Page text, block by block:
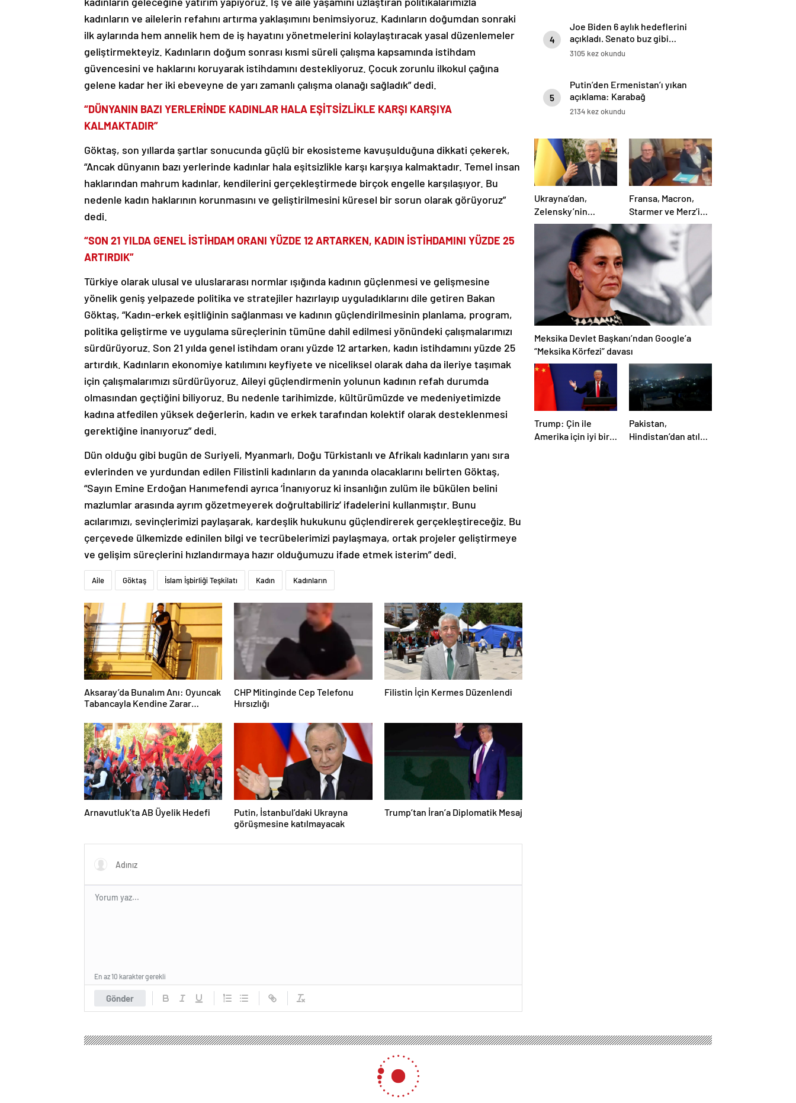
kadınların ve ailelerin refahını artırma yaklaşımını benimsiyoruz. Kadınların doğumdan sonraki
ilk aylarında hem annelik hem de iş hayatını yönetmelerini kolaylaştıracak yasal düzenlemeler
geliştirmekteyiz. Kadınların doğum sonrası kısmi süreli çalışma kapsamında istihdam
güvencesini ve haklarını koruyarak istihdamını destekliyoruz. Çocuk zorunlu ilkokul çağına
gelene kadar her iki ebeveyne de yarı zamanlı çalışma olanağı sağladık” dedi.
KALMAKTADIR”
“Ancak dünyanın bazı yerlerinde kadınlar hala eşitsizlikle karşı karşıya kalmaktadır. Temel insan
haklarından mahrum kadınlar, kendilerini gerçekleştirmede birçok engelle karşılaşıyor. Bu
nedenle kadın haklarının korunmasını ve geliştirilmesini küresel bir sorun olarak görüyoruz”
dedi.
ARTIRDIK”
yönelik geniş yelpazede politika ve stratejiler hazırlayıp uyguladıklarını dile getiren Bakan
Göktaş, “Kadın-erkek eşitliğinin sağlanması ve kadının güçlendirilmesinin planlama, program,
politika geliştirme ve uygulama süreçlerinin tümüne dahil edilmesi yönündeki çalışmalarımızı
sürdürüyoruz. Son 21 yılda genel istihdam oranı yüzde 12 artarken, kadın istihdamını yüzde 25
artırdık. Kadınların ekonomiye katılımını keyfiyete ve niceliksel olarak daha da ileriye taşımak
için çalışmalarımızı sürdürüyoruz. Aileyi güçlendirmenin yolunun kadının refah durumda
olmasından geçtiğini biliyoruz. Bu nedenle tarihimizde, kültürümüzde ve medeniyetimizde
kadına atfedilen yüksek değerlerin, kadın ve erkek tarafından kolektif olarak desteklenmesi
gerektiğine inanıyoruz” dedi.
evlerinden ve yurdundan edilen Filistinli kadınların da yanında olacaklarını belirten Göktaş,
“Sayın Emine Erdoğan Hanımefendi ayrıca ‘İnanıyoruz ki insanlığın zulüm ile bükülen belini
mazlumlar arasında ayrım gözetmeyerek doğrultabiliriz’ ifadelerini kullanmıştır. Bunu
acılarımızı, sevinçlerimizi paylaşarak, kardeşlik hukukunu güçlendirerek gerçekleştireceğiz. Bu
çerçevede ülkemizde edinilen bilgi ve tecrübelerimizi paylaşmaya, ortak projeler geliştirmeye
ve gelişim süreçlerini hızlandırmaya hazır olduğumuzu ifade etmek isterim” dedi.
Aile Göktaş İslam İşbirliği Teşkilatı Kadın Kadınların
Aksaray’da Bunalım Anı: Oyuncak
Tabancayla Kendine Zarar
Vermeye Çalıştı
CHP Mitinginde Cep Telefonu
Hırsızlığı
Filistin İçin Kermes Düzenlendi
Arnavutluk’ta AB Üyelik Hedefi
Putin, İstanbul’daki Ukrayna
görüşmesine katılmayacak
Trump’tan İran’a Diplomatik Mesaj
4
açıkladı. Senato buz gibi…
3105 kez okundu
5
açıklama: Karabağ
Azerbaycan’ın ayrılmaz bir
parçasıdır!
2134 kez okundu
Ukrayna’dan,
Zelensky’nin
Putin’le şahsen
görüşme talebine
ilişkin açıklama
Fransa, Macron,
Starmer ve Merz’in
kokain kullandığı
iddiasını yalanladı
Meksika Devlet Başkanı’ndan Google’a
“Meksika Körfezi” davası
Trump: Çin ile
Amerika için iyi bir
anlaşma yapmalıyız
Pakistan,
Hindistan’dan atılan
5 füzenin Pencap’ı
Cinayet davasında kızı ölen anneden tanığa tepki! ‘Yalan